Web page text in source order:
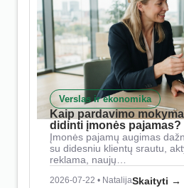
Verslas ir ekonomika
Kaip pardavimo
didinti įmonės pajamas?
Įmonės pajamų augimas
su didesniu klientų srautu,
reklama, naujų…
2026-07-22 • NatalijaSkaityti →